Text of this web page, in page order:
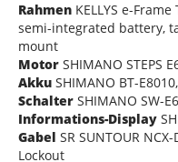
Rahmen KELLYS e-
semi-integrated battery,
mount
Motor SHIMANO STEPS
Akku SHIMANO BT-
Schalter SHIMANO SW-
Informations-Display
Gabel SR SUNTOUR
Lockout